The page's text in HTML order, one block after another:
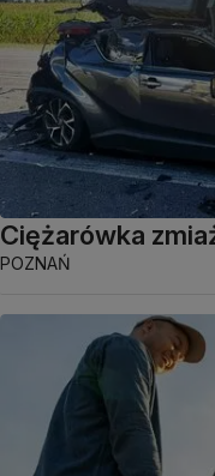
Ciężarówka
POZNAŃ